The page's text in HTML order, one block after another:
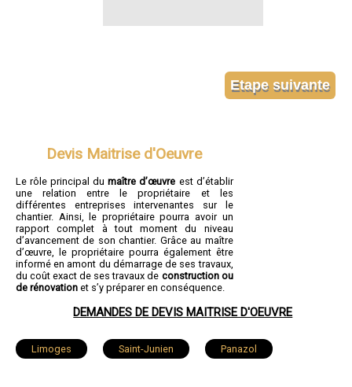
Devis Maitrise d'Oeuvre
Le rôle principal dumaître d’œuvre est d’établir
une relation entre le propriétaire et les
différentes entreprises intervenantes sur le
chantier. Ainsi, le propriétaire pourra avoir un
rapport complet à tout moment du niveau
d’avancement de son chantier. Grâce au maître
d’œuvre, le propriétaire pourra également être
informé en amont du démarrage de ses travaux,
du coût exact de ses travaux de construction ou
de rénovation et s’y préparer en conséquence.
DEMANDES DE DEVIS MAITRISE D'OEUVRE
Limoges Saint-Junien Panazol